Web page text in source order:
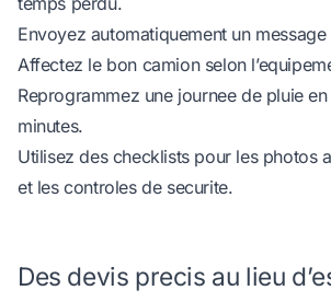
Envoyez automatiquement un message
Affectez le bon camion selon
Reprogrammez une journee de pluie
minutes.
Utilisez des checklists pour les photos
et les controles de securite.
Des devis precis au lieu